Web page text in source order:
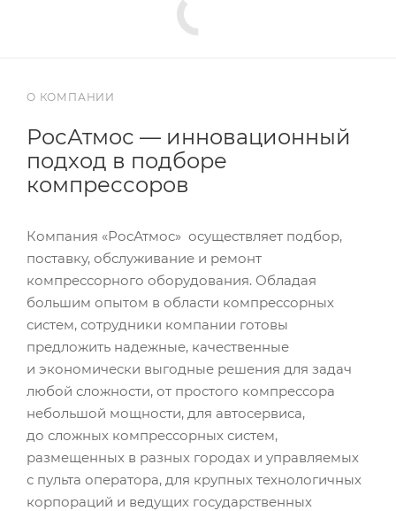
О КОМПАНИИ
РосАтмос — инновационный
подход в подборе
компрессоров
Компания «РосАтмос» осуществляет подбор,
поставку, обслуживание и ремонт
компрессорного оборудования. Обладая
большим опытом в области компрессорных
систем, сотрудники компании готовы
предложить надежные, качественные
и экономически выгодные решения для задач
любой сложности, от простого компрессора
небольшой мощности, для автосервиса,
до сложных компрессорных систем,
размещенных в разных городах и управляемых
с пульта оператора, для крупных технологичных
корпораций и ведущих государственных